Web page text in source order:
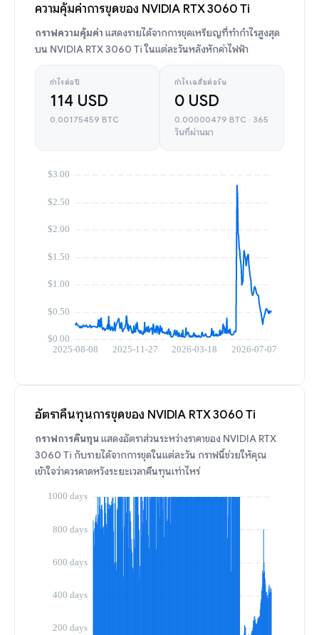
ความคุ้มค่าการขุดของ NVIDIA RTX 3060 Ti
กราฟความคุ้มค่า แสดงรายได้จากการขุดเหรียญที่ทำกำไรสูงสุด
บน NVIDIA RTX 3060 Ti ในแต่ละวันหลังหักค่าไฟฟ้า
กำไรต่อปี
114 USD
0.00175459 BTC
กำไรเฉลี่ยต่อวัน
0 USD
0.00000479 BTC · 365
วันที่ผ่านมา
อัตราคืนทุนการขุดของ NVIDIA RTX 3060 Ti
กราฟการคืนทุนแสดงอัตราส่วนระหว่างราคาของ NVIDIA RTX
3060 Ti กับรายได้จากการขุดในแต่ละวัน กราฟนี้ช่วยให้คุณ
เข้าใจว่าควรคาดหวังระยะเวลาคืนทุนเท่าไหร่